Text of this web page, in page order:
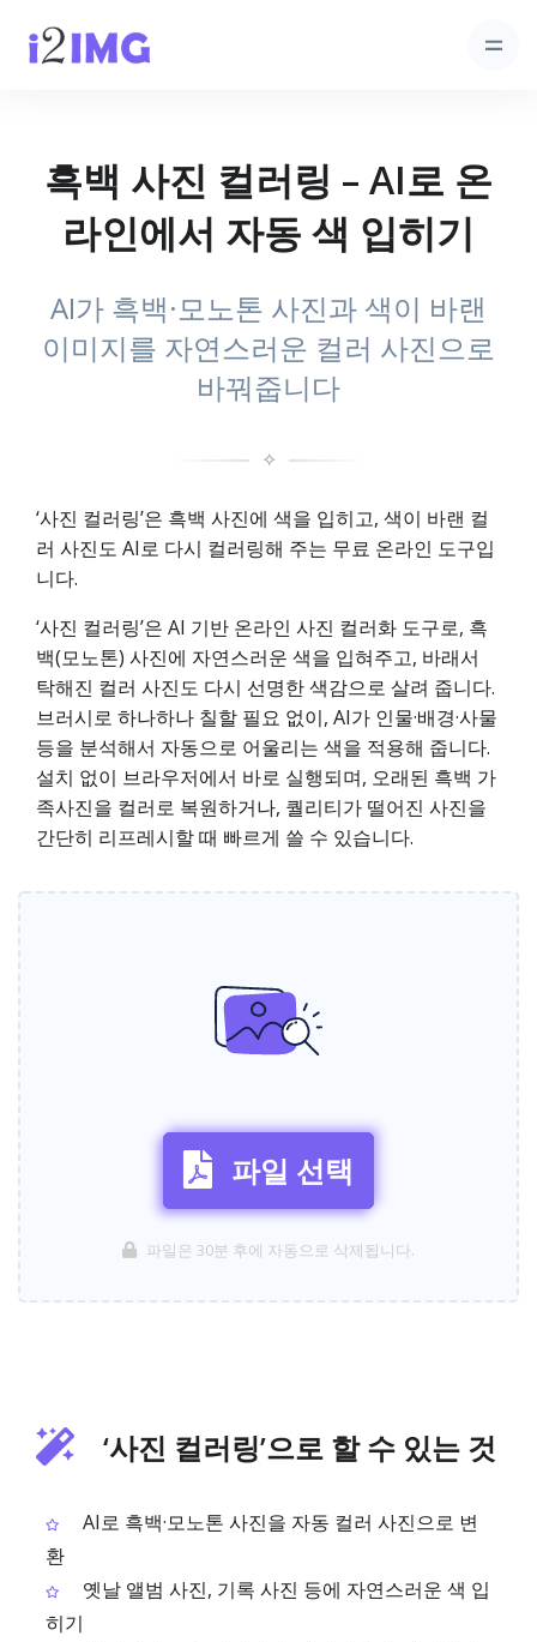
흑백 사진 컬러링 – AI로 온
라인에서 자동 색 입히기
AI가 흑백·모노톤 사진과 색이 바랜
이미지를 자연스러운 컬러 사진으로
바꿔줍니다
✧
‘사진 컬러링’은 흑백 사진에 색을 입히고, 색이 바랜 컬
러 사진도 AI로 다시 컬러링해 주는 무료 온라인 도구입
니다.
‘사진 컬러링’은 AI 기반 온라인 사진 컬러화 도구로, 흑
백(모노톤) 사진에 자연스러운 색을 입혀주고, 바래서
탁해진 컬러 사진도 다시 선명한 색감으로 살려 줍니다.
브러시로 하나하나 칠할 필요 없이, AI가 인물·배경·사물
등을 분석해서 자동으로 어울리는 색을 적용해 줍니다.
설치 없이 브라우저에서 바로 실행되며, 오래된 흑백 가
족사진을 컬러로 복원하거나, 퀄리티가 떨어진 사진을
간단히 리프레시할 때 빠르게 쓸 수 있습니다.
파일 선택
파일은 30분 후에 자동으로 삭제됩니다.
‘사진 컬러링’으로 할 수 있는 것
AI로 흑백·모노톤 사진을 자동 컬러 사진으로 변
환
옛날 앨범 사진, 기록 사진 등에 자연스러운 색 입
히기